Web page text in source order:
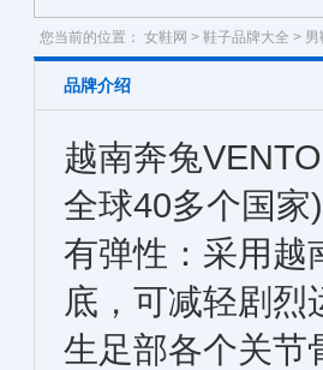
您当前的位置： 女鞋网 > 鞋子品牌大全 > 男
品牌介绍
越南奔兔
全球40多个国
有弹性：采用越
底，可减轻剧烈
生足部各个关节